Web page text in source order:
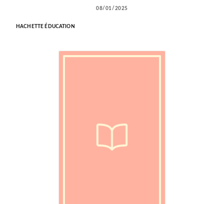
08/01/2025
HACHETTE ÉDUCATION